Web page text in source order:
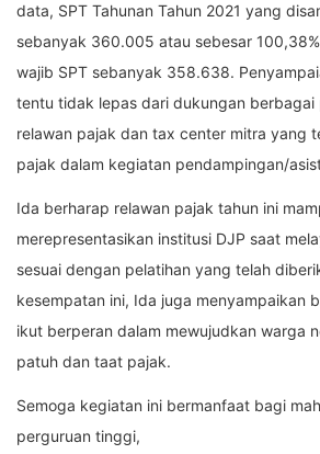
data, SPT Tahunan Tahun 2021 yang
sebanyak 360.005 atau sebesar
wajib SPT sebanyak 358.638.
tentu tidak lepas dari dukungan berbagai
relawan pajak dan tax center mitra yang
pajak dalam kegiatan pendampingan/
Ida berharap relawan pajak tahun ini
merepresentasikan institusi DJP saat
sesuai dengan pelatihan yang telah
kesempatan ini, Ida juga menyampaikan
ikut berperan dalam mewujudkan warga
patuh dan taat pajak.
Semoga kegiatan ini bermanfaat bagi
perguruan tinggi,